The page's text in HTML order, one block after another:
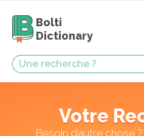
Bolti
Dictionary
Votre
Besoin d’autre chose